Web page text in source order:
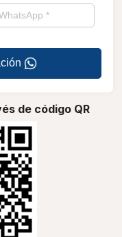
de código QR